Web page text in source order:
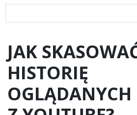
JAK
HISTORIĘ